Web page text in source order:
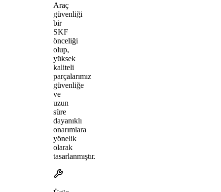
Araç
güvenliği
bir
SKF
önceliği
olup,
yüksek
kaliteli
parçalarımız
güvenliğe
ve
uzun
süre
dayanıklı
onarımlara
yönelik
olarak
tasarlanmıştır.